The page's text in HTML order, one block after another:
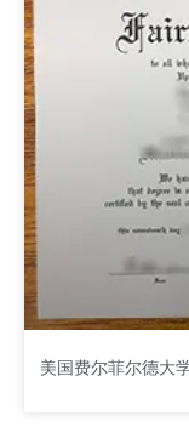
美国费尔菲尔德大